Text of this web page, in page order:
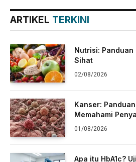
ARTIKEL TERKINI
Nutrisi: Panduan
Sihat
02/08/2026
Kanser:
Memahami
01/08/2026
Apa itu HbA1c?